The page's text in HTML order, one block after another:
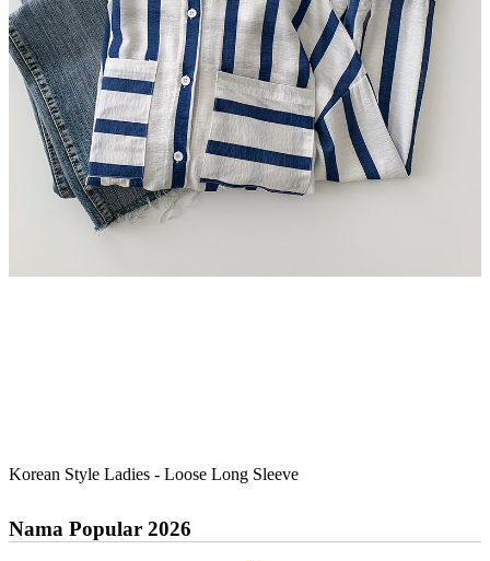
Korean Style Ladies - Loose Long Sleeve
Nama Popular 2026